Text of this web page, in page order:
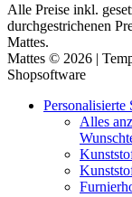
Alle Preise inkl.
durchgestrichenen
Mattes.
Mattes © 2026 |
Shopsoftware
Alles